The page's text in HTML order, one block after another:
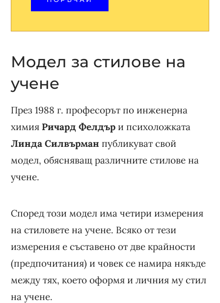
Модел за стилове на
учене
През 1988 г. професорът по инженерна
химия Ричард Фелдър и психоложката
Линда Силвърман публикуват свой
модел, обясняващ различните стилове на
учене.
Според този модел има четири измерения
на стиловете на учене. Всяко от тези
измерения е съставено от две крайности
(предпочитания) и човек се намира някъде
между тях, което оформя и личния му стил
на учене.